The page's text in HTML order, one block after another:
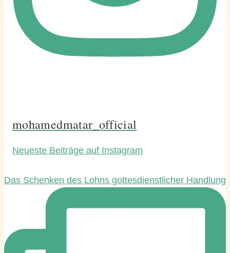
mohamedmatar_official
Neueste Beiträge auf Instagram
Das Schenken des Lohns gottesdienstlicher Handlung